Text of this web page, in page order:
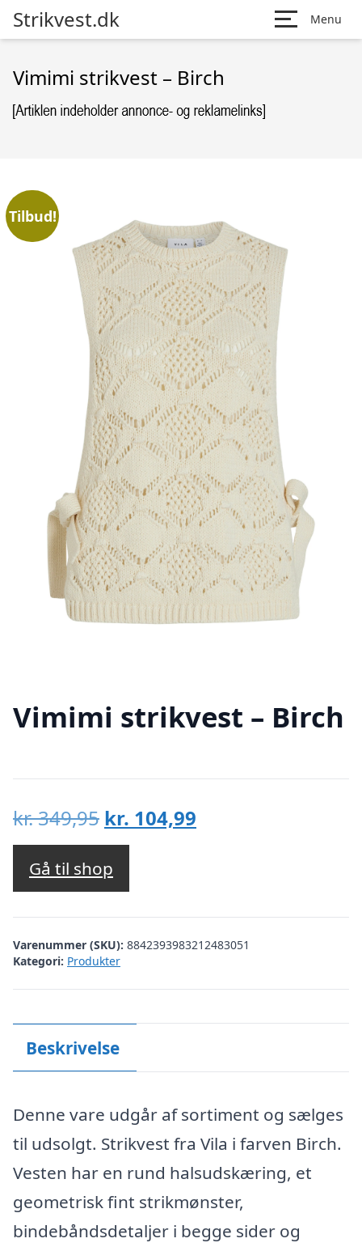
Strikvest.dk Menu
Vimimi strikvest – Birch
Tilbud!
Vimimi strikvest – Birch
kr.349,95 Den
oprindelige
pris
var:
kr. 349,95.
kr. 104,99
kr. 104,99.
Gå til shop
Varenummer (SKU): 8842393983212483051
Kategori: Produkter
Beskrivelse
Denne vare udgår af sortiment og sælges
til udsolgt. Strikvest fra Vila i farven Birch.
Vesten har en rund halsudskæring, et
geometrisk fint strikmønster,
bindebåndsdetaljer i begge sider og